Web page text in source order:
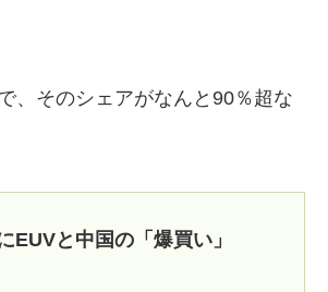
、そのシェアがなんと90％超な
と中国の「爆買い」